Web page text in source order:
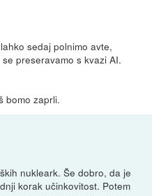
sedaj polnimo avte,
preseravamo s kvazi AI.
bomo zaprli.
nukleark. Še dobro, da je
korak učinkovitost. Potem